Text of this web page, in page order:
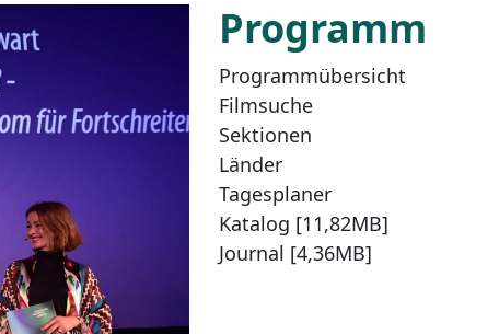
Programm
Programmübersicht
Filmsuche
Sektionen
Länder
Tagesplaner
Katalog [11,82MB]
Journal [4,36MB]